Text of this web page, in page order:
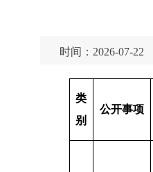
时间：2026-07-22
类
别
公开事项